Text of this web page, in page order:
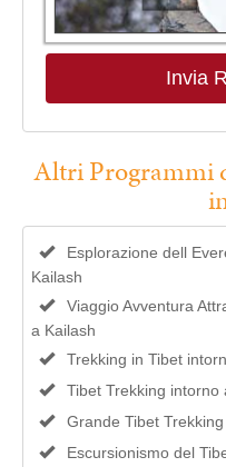
Invia
Altri Programmi
Esplorazione dell
Kailash
Viaggio Avventura
a Kailash
Trekking in Tibet
Tibet Trekking intorno
Grande Tibet
Escursionismo del